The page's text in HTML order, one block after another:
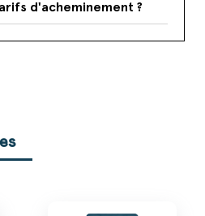
d'acheminement ?